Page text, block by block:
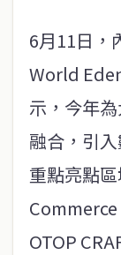
6月11日，
World
示，今年
融合，引
重點亮點
OTOP